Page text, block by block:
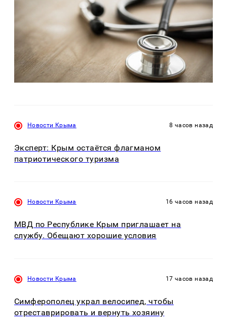
Новости Крыма 8 часов назад
Эксперт: Крым остаётся флагманом
патриотического туризма
Новости Крыма 16 часов назад
МВД по Республике Крым приглашает на
службу. Обещают хорошие условия
Новости Крыма 17 часов назад
Симферополец украл велосипед, чтобы
отреставрировать и вернуть хозяину